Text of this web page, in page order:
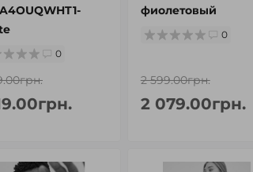
0
фиолетовый
0
2 599.00грн.
2 079.00грн.